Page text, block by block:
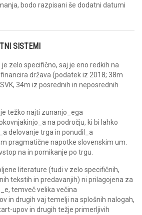
bodo razpisani še dodatni datumi
SISTEMI
zelo specifično, saj je eno redkih na
država (podatek iz 2018; 38m
34m iz posrednih in neposrednih
težko najti zunanjo_ega
na področju, ki bi lahko
delovanje trga in ponudil_a
pragmatične napotke slovenskim um.
na in pomikanje po trgu.
literature (tudi v zelo specifičnih,
tekstih in predavanjih) ni prilagojena za
temveč velika večina
in drugih vaj temelji na splošnih nalogah,
upov in drugih težje primerljivih